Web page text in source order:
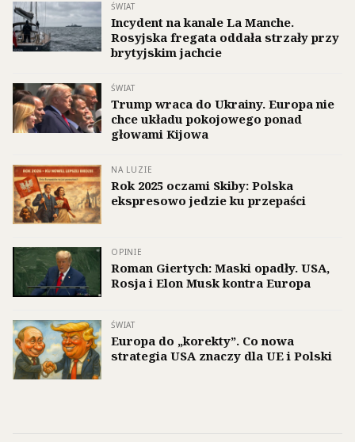
ŚWIAT
Incydent na kanale La Manche.
Rosyjska fregata oddała strzały przy
brytyjskim jachcie
ŚWIAT
Trump wraca do Ukrainy. Europa nie
chce układu pokojowego ponad
głowami Kijowa
NA LUZIE
Rok 2025 oczami Skiby: Polska
ekspresowo jedzie ku przepaści
OPINIE
Roman Giertych: Maski opadły. USA,
Rosja i Elon Musk kontra Europa
ŚWIAT
Europa do „korekty”. Co nowa
strategia USA znaczy dla UE i Polski